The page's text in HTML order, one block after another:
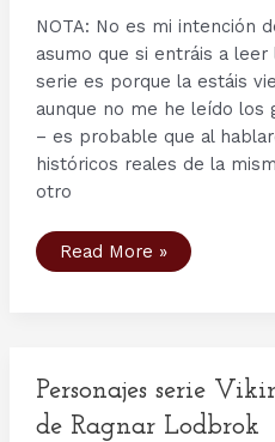
NOTA: No es mi intención
asumo que si entráis a
serie es porque la estáis
aunque no me he leído los
– es probable que al
históricos reales de la
otro
Tercera
Temporada
Read More »
Personajes serie
de Ragnar Lodbrok